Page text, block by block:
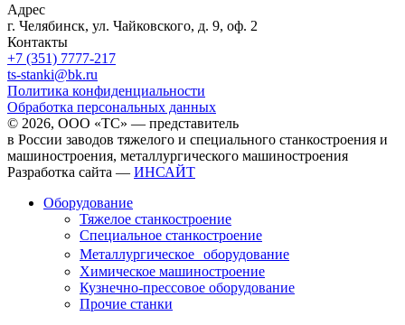
Адрес
г. Челябинск, ул. Чайковского, д. 9, оф. 2
Контакты
+7 (351) 7777-217
ts-stanki@bk.ru
Политика конфиденциальности
Обработка персональных данных
© 2026, ООО «ТС» — представитель
в России заводов тяжелого и специального станкостроения и
машиностроения, металлургического машиностроения
Разработка сайта — ИНСАЙТ
Оборудование
Тяжелое станкостроение
Специальное станкостроение
Металлургическое оборудование
Химическое машиностроение
Кузнечно-прессовое оборудование
Прочие станки